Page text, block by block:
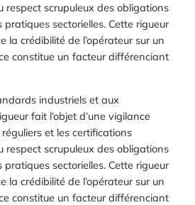
respect scrupuleux des obligations
sectorielles. Cette rigueur
la crédibilité de l’opérateur sur un
constitue un facteur différenciant
industriels et aux
fait l’objet d’une vigilance
et les certifications
respect scrupuleux des obligations
sectorielles. Cette rigueur
la crédibilité de l’opérateur sur un
constitue un facteur différenciant